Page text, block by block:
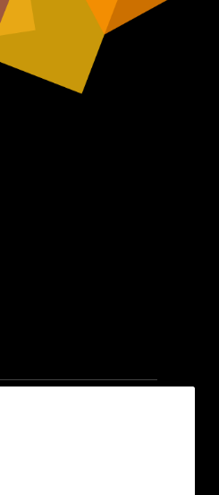
에 가입하고 전 세계에 있